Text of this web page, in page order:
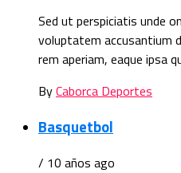
Sed ut perspiciatis unde
voluptatem accusantium
rem aperiam, eaque ipsa
ByCaborca Deportes
Basquetbol
/ 10 años ago